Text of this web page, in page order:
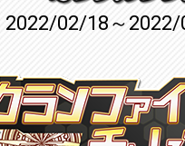
2022/02/18～